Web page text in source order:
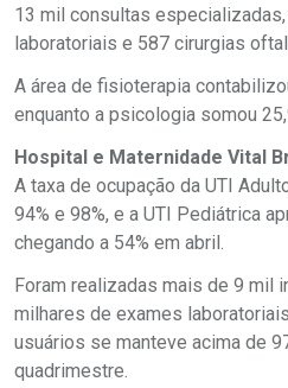
13 mil consultas
laboratoriais e 587 cirurgias
A área de fisioterapia
enquanto a psicologia somou
Hospital e Maternidade Vital
A taxa de ocupação da UTI
94% e 98%, e a UTI Pediátrica
chegando a 54% em abril.
Foram realizadas mais de 9 mil
milhares de exames
usuários se manteve acima de
quadrimestre.